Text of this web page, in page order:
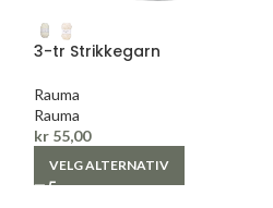
3-tr Strikkegarn
Rauma
Rauma
kr 55,00
VELG ALTERNATIV